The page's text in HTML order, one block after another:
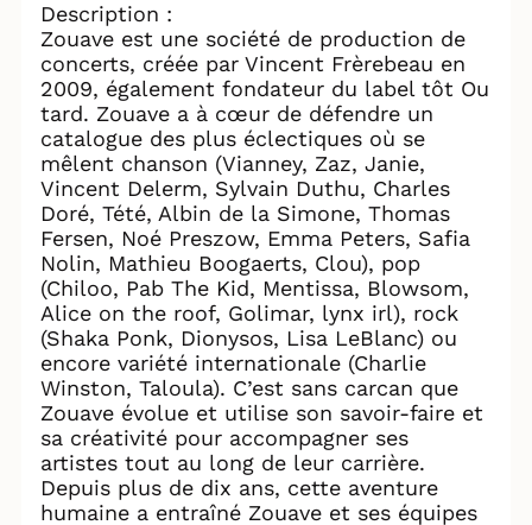
Description :
Zouave est une société de production de
concerts, créée par Vincent Frèrebeau en
2009, également fondateur du label tôt Ou
tard. Zouave a à cœur de défendre un
catalogue des plus éclectiques où se
mêlent chanson (Vianney, Zaz, Janie,
Vincent Delerm, Sylvain Duthu, Charles
Doré, Tété, Albin de la Simone, Thomas
Fersen, Noé Preszow, Emma Peters, Safia
Nolin, Mathieu Boogaerts, Clou), pop
(Chiloo, Pab The Kid, Mentissa, Blowsom,
Alice on the roof, Golimar, lynx irl), rock
(Shaka Ponk, Dionysos, Lisa LeBlanc) ou
encore variété internationale (Charlie
Winston, Taloula). C’est sans carcan que
Zouave évolue et utilise son savoir-faire et
sa créativité pour accompagner ses
artistes tout au long de leur carrière.
Depuis plus de dix ans, cette aventure
humaine a entraîné Zouave et ses équipes